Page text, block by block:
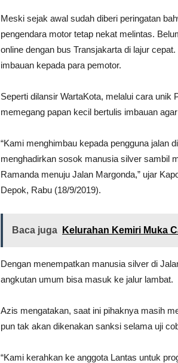
Meski sejak awal sudah diberi peringatan
pengendara motor tetap nekat melintas.
online dengan bus Transjakarta di lajur
imbauan kepada para pemotor.
Seperti dilansir WartaKota, melalui cara
memegang papan kecil bertulis imbauan
“Kami menghimbau kepada pengguna jalan
menghadirkan sosok manusia silver sambil
Ramanda menuju Jalan Margonda,” ujar
Depok, Rabu (18/9/2019).
Baca juga Kelurahan Kemiri Muka
Dengan menempatkan manusia silver di
angkutan umum bisa masuk ke jalur lambat.
Azis mengatakan, saat ini pihaknya masih
pun tak akan dikenakan sanksi selama uji
“Kami kerahkan ke anggota Lantas untuk